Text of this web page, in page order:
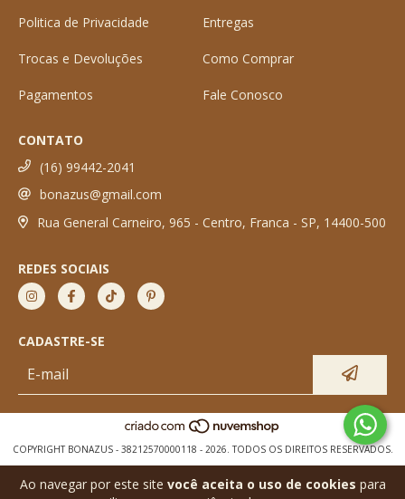
Ao navegar por este site você aceita o uso de cookies para
Politica de Privacidade
Entregas
Trocas e Devoluções Como Comprar
Pagamentos Fale Conosco
CONTATO
(16) 99442-2041
bonazus@gmail.com
Rua General Carneiro, 965 - Centro, Franca - SP, 14400-500
REDES SOCIAIS
CADASTRE-SE
COPYRIGHT BONAZUS - 38212570000118 - 2026. TODOS OS DIREITOS RESERVADOS.